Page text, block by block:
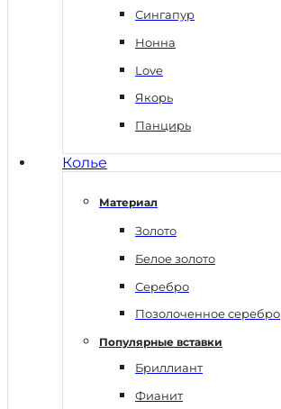
Сингапур
Нонна
Love
Якорь
Панцирь
Колье
Материал
Золото
Белое золото
Серебро
Позолоченное серебро
Популярные вставки
Бриллиант
Фианит